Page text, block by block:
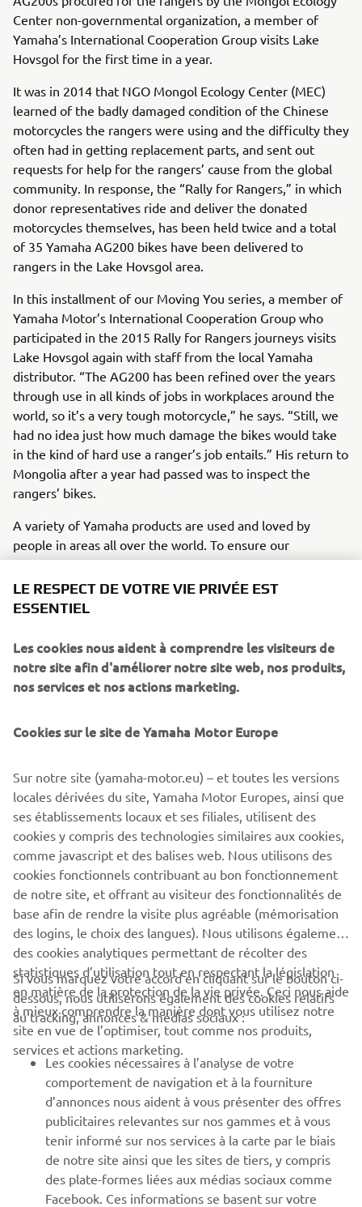
Center non-governmental organization, a member of
Yamaha’s International Cooperation Group visits Lake
Hovsgol for the first time in a year.
It was in 2014 that NGO Mongol Ecology Center (MEC)
learned of the badly damaged condition of the Chinese
motorcycles the rangers were using and the difficulty they
often had in getting replacement parts, and sent out
requests for help for the rangers’ cause from the global
community. In response, the “Rally for Rangers,” in which
donor representatives ride and deliver the donated
motorcycles themselves, has been held twice and a total
of 35 Yamaha AG200 bikes have been delivered to
rangers in the Lake Hovsgol area.
In this installment of our Moving You series, a member of
Yamaha Motor’s International Cooperation Group who
participated in the 2015 Rally for Rangers journeys visits
Lake Hovsgol again with staff from the local Yamaha
distributor. “The AG200 has been refined over the years
through use in all kinds of jobs in workplaces around the
world, so it’s a very tough motorcycle,” he says. “Still, we
had no idea just how much damage the bikes would take
in the kind of hard use a ranger’s job entails.” His return to
Mongolia after a year had passed was to inspect the
rangers’ bikes.
A variety of Yamaha products are used and loved by
people in areas all over the world. To ensure our
customers can use them properly and for years to come,
our service network covers every corner of the world like
capillary vessels to support the customers and also bring
the products must withstand.
©Yamaha Motor Europe N.V. / Yamaha Motor Co., Ltd.
never be used for commercial or non-commercial
purposes without the explicit written consent of Yamaha
Motor Europe N.V. and/or Yamaha Motor Co., Ltd.
Always ride in a safe manner and obey all local road laws.
CORPORATE
BUSINESS
PLUS YAMAHA
SUPPORT
NEWSLETTER
Découvrez en exclusivité les dernières offres, les événements
LE RESPECT DE VOTRE VIE PRIVÉE EST
ESSENTIEL
Les cookies nous aident à comprendre les visiteurs de
notre site afin d'améliorer notre site web, nos produits,
nos services et nos actions marketing.
Cookies sur le site de Yamaha Motor Europe
Sur notre site (yamaha-motor.eu) – et toutes les versions
locales dérivées du site, Yamaha Motor Europes, ainsi que
ses établissements locaux et ses filiales, utilisent des
cookies y compris des technologies similaires aux cookies,
comme javascript et des balises web. Nous utilisons des
cookies fonctionnels contribuant au bon fonctionnement
de notre site, et offrant au visiteur des fonctionnalités de
base afin de rendre la visite plus agréable (mémorisation
des logins, le choix des langues). Nous utilisons également
des cookies analytiques permettant de récolter des
statistiques d’utilisation tout en respectant la législation
en matière de la protection de la vie privée. Ceci nous aide
à mieux comprendre la manière dont vous utilisez notre
site en vue de l’optimiser, tout comme nos produits,
services et actions marketing.
Si vous marquez votre accord en cliquant sur le bouton ci-
dessous, nous utiliserons également des cookies relatifs
au tracking, annonces & médias sociaux :
Les cookies nécessaires à l’analyse de votre
comportement de navigation et à la fourniture
d’annonces nous aident à vous présenter des offres
publicitaires relevantes sur nos gammes et à vous
tenir informé sur nos services à la carte par le biais
de notre site ainsi que les sites de tiers, y compris
des plate-formes liées aux médias sociaux comme
Facebook. Ces informations se basent sur votre